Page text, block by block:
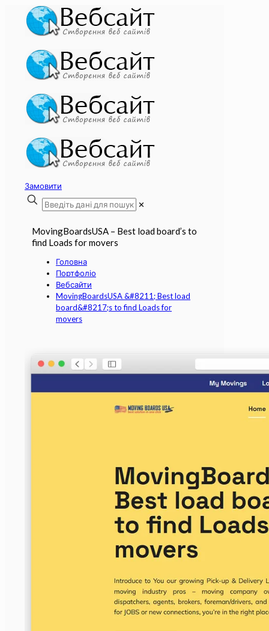
Замовити
✕
MovingBoardsUSA – Best load board’s to
find Loads for movers
Головна
Портфоліо
Вебсайти
MovingBoardsUSA &#8211; Best load
board&#8217;s to find Loads for
movers